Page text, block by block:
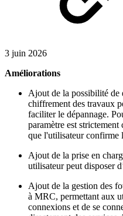
3 juin 2026
Améliorations
Ajout de la possibilité de
chiffrement des travaux
faciliter le dépannage.
paramètre est
que l'utilisateur confirme
Ajout de la prise en
utilisateur peut disposer
Ajout de la gestion des
à MRC, permettant aux
connexions et de se